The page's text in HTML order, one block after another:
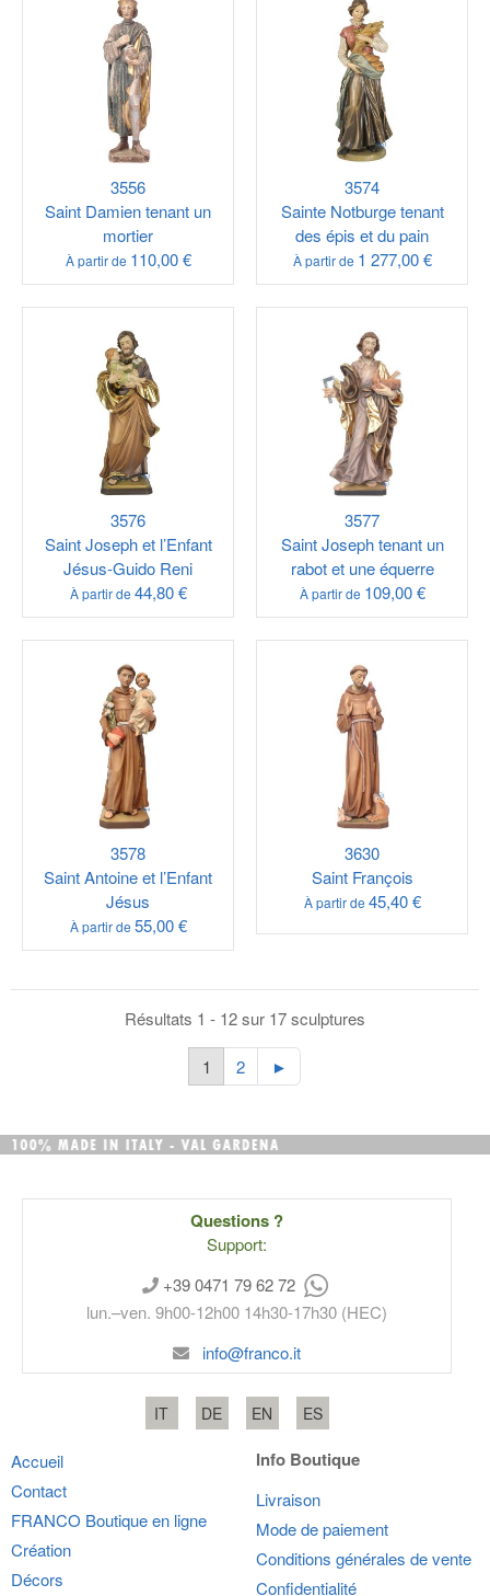
3556
Saint Damien tenant un
mortier
À partir de 110,00 €
3574
Sainte Notburge tenant
des épis et du pain
À partir de 1 277,00 €
3576
Saint Joseph et l’Enfant
Jésus-Guido Reni
À partir de 44,80 €
3577
Saint Joseph tenant un
rabot et une équerre
À partir de 109,00 €
3578
Saint Antoine et l’Enfant
Jésus
À partir de 55,00 €
3630
Saint François
À partir de 45,40 €
Résultats 1 - 12 sur 17 sculptures
1 2 ►
Questions ?
Support:
+39 0471 79 62 72
lun.–ven. 9h00-12h00 14h30-17h30 (HEC)
info@franco.it
IT DE EN ES
Accueil
Contact
FRANCO Boutique en ligne
Création
Décors
Info Boutique
Livraison
Mode de paiement
Conditions générales de vente
Confidentialité